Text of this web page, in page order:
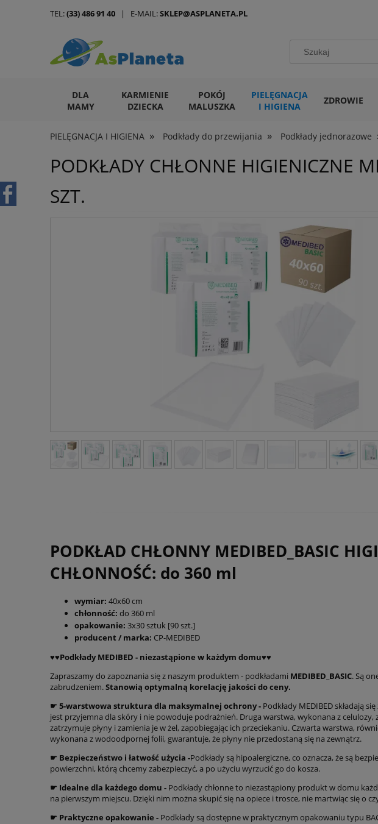
DLA
MAMY
KARMIENIE
DZIECKA
POKÓJ
MALUSZKA
PIELĘGNACJA
I HIGIENA
ZDROWIE
ARTYKUŁY DLA ZWIERZĄT
PIELĘGNACJA I HIGIENA » Podkłady do przewijania » Podkłady jednorazowe
TEL:(33) 486 91 40 | E-MAIL:SKLEP@ASPLANETA.PL
PODKŁADY CHŁONNE HIGIENICZNE
SZT.
PODKŁAD CHŁONNY MEDIBED_BASIC
CHŁONNOŚĆ: do 360 ml
wymiar: 40x60 cm
chłonność: do 360 ml
opakowanie: 3x30 sztuk [90 szt.]
producent / marka: CP-MEDIBED
♥️♥️Podkłady MEDIBED - niezastąpione w każdym domu♥️♥️
Zapraszamy do zapoznania się z naszym produktem - podkładami MEDIBED_BASIC. Są
zabrudzeniem.Stanowią optymalną korelację jakości do ceny.
☛ 5-warstwowa struktura dla maksymalnej ochrony - Podkłady MEDIBED składają
jest przyjemna dla skóry i nie powoduje podrażnień. Druga warstwa, wykonana z
zatrzymuje płyny i zamienia je w żel, zapobiegając ich przeciekaniu. Czwarta warstwa,
wykonana z wodoodpornej folii, gwarantuje, że płyny nie przedostaną się na zewnątrz.
☛ Bezpieczeństwo i łatwość użycia -Podkłady są hipoalergiczne, co oznacza, że są
powierzchni, którą chcemy zabezpieczyć, a po użyciu wyrzucić go do kosza.
☛ Idealne dla każdego domu - Podkłady chłonne to niezastąpiony produkt w domu
na pierwszym miejscu. Dzięki nim można skupić się na opiece i trosce, nie martwiąc się o
☛ Praktyczne opakowanie - Podkłady są dostępne w praktycznym opakowaniu typu